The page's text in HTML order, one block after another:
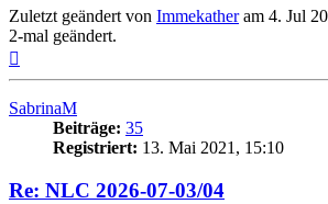
Zuletzt geändert von Immekatheram 4. Jul
2-mal geändert.
SabrinaM
Beiträge: 35
Registriert: 13. Mai 2021, 15:10
Re: NLC 2026-07-03/04